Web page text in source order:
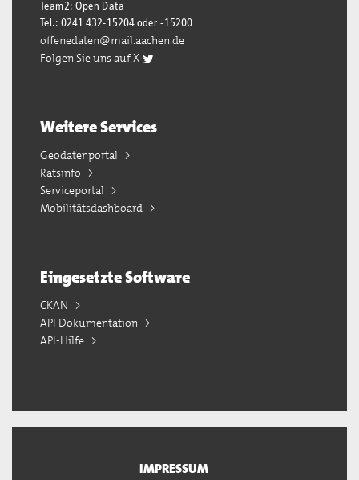
Team2: Open Data
Tel.: 0241 432-15204 oder -15200
offenedaten@mail.aachen.de
Folgen Sie uns auf X
Weitere Services
Geodatenportal
Ratsinfo
Serviceportal
Mobilitätsdashboard
Eingesetzte Software
CKAN
API Dokumentation
API-Hilfe
IMPRESSUM